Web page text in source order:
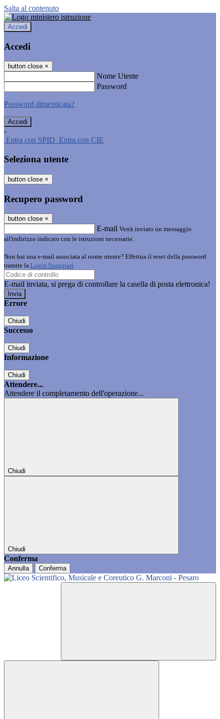
Salta al contenuto
Accedi
Accedi
button close ×
Nome Utente
Password
Password dimenticata?
-
Entra con SPID Entra con CIE
Seleziona utente
button close ×
Recupero password
button close ×
E-mail Verrà inviato un messaggio
all'indirizzo indicato con le istruzioni necessarie.
Non hai una e-mail associata al nome utente? Effettua il reset della password
tramite la Login Spaggiari
E-mail inviata, si prega di controllare la casella di posta elettronica!
Errore
Chiudi
Successo
Chiudi
Informazione
Chiudi
Attendere...
Attendere il completamento dell'operazione...
Chiudi
Chiudi
Conferma
Annulla Conferma